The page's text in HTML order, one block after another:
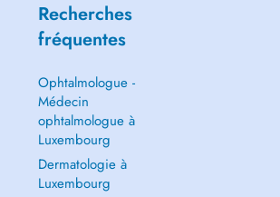
Recherches
fréquentes
Ophtalmologue -
Médecin
ophtalmologue à
Luxembourg
Dermatologie à
Luxembourg